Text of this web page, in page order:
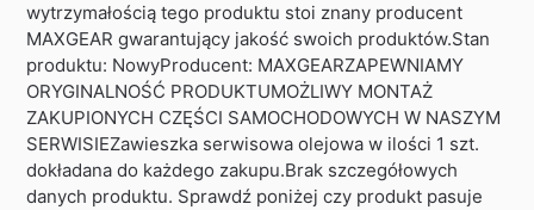
wytrzymałością tego produktu stoi znany producent
MAXGEAR gwarantujący jakość swoich produktów.Stan
produktu: NowyProducent: MAXGEARZAPEWNIAMY
ORYGINALNOŚĆ PRODUKTUMOŻLIWY MONTAŻ
ZAKUPIONYCH CZĘŚCI SAMOCHODOWYCH W NASZYM
SERWISIEZawieszka serwisowa olejowa w ilości 1 szt.
dokładana do każdego zakupu.Brak szczegółowych
danych produktu. Sprawdź poniżej czy produkt pasuje